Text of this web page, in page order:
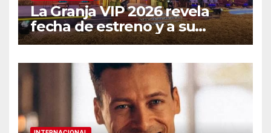
La Granja VIP 2026 revela
fecha de estreno y a su
primer famoso confirmado